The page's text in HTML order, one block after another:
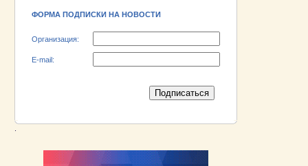
ФОРМА ПОДПИСКИ НА НОВОСТИ
Организация:
E-mail: